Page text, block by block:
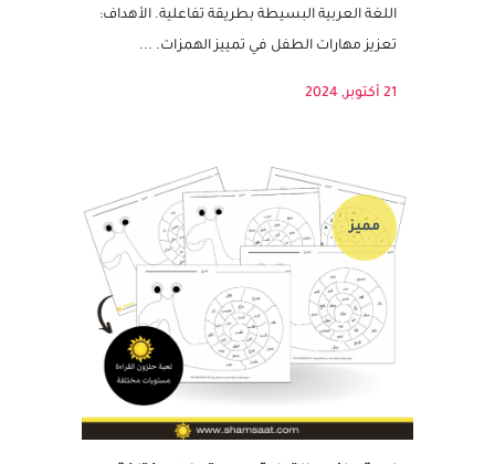
الممتع، يقوم الطفل بتمييز همزة الوصل عن
همزة القطع . يهدف النشاط إلى مراجعة قواعد
اللغة العربية البسيطة بطريقة تفاعلية. الأهداف:
مميز